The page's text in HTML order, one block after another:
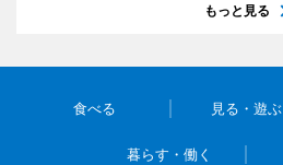
もっと見る
食べる 見る・遊ぶ
暮らす・働く